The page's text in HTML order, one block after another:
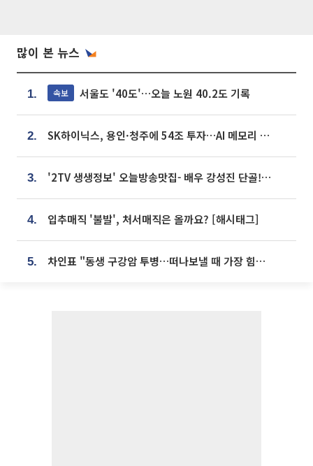
많이 본 뉴스
1. 속보 서울도 '40도'…오늘 노원 40.2도 기록
2. SK하이닉스, 용인·청주에 54조 투자…AI 메모리 생산기지 키운다
3. '2TV 생생정보' 오늘방송맛집- 배우 강성진 단골! 쌀국수ㆍ푸팟퐁 커리 맛집 '블○○○'
4. 입추매직 '불발', 처서매직은 올까요? [해시태그]
5. 차인표 "동생 구강암 투병…떠나보낼 때 가장 힘들었다”